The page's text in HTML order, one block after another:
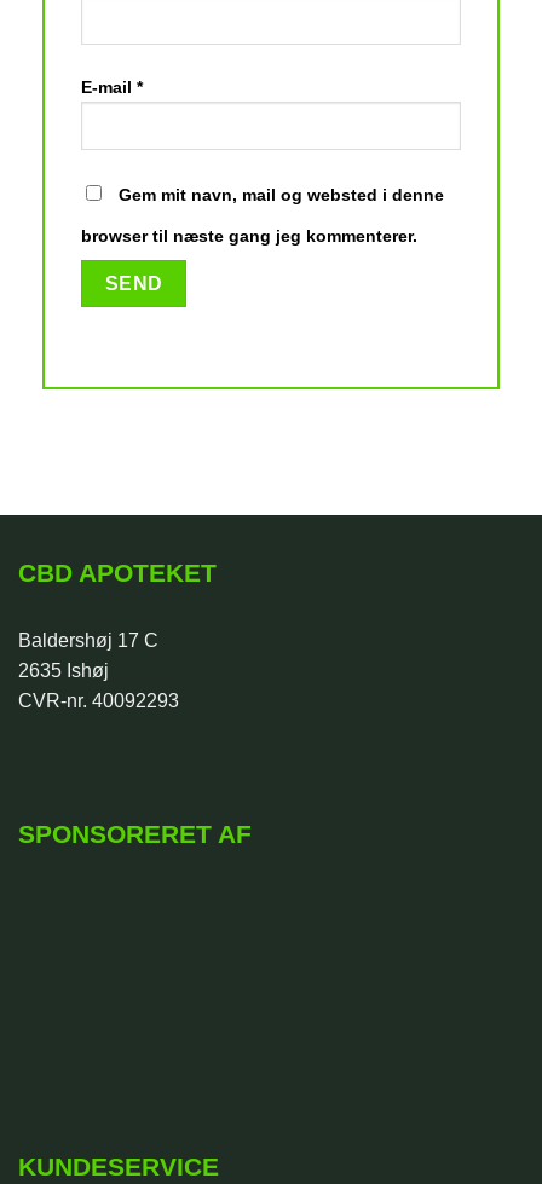
E-mail *
Gem mit navn, mail og websted i denne
browser til næste gang jeg kommenterer.
CBD APOTEKET
Baldershøj 17 C
2635 Ishøj
CVR-nr. 40092293
SPONSORERET AF
KUNDESERVICE